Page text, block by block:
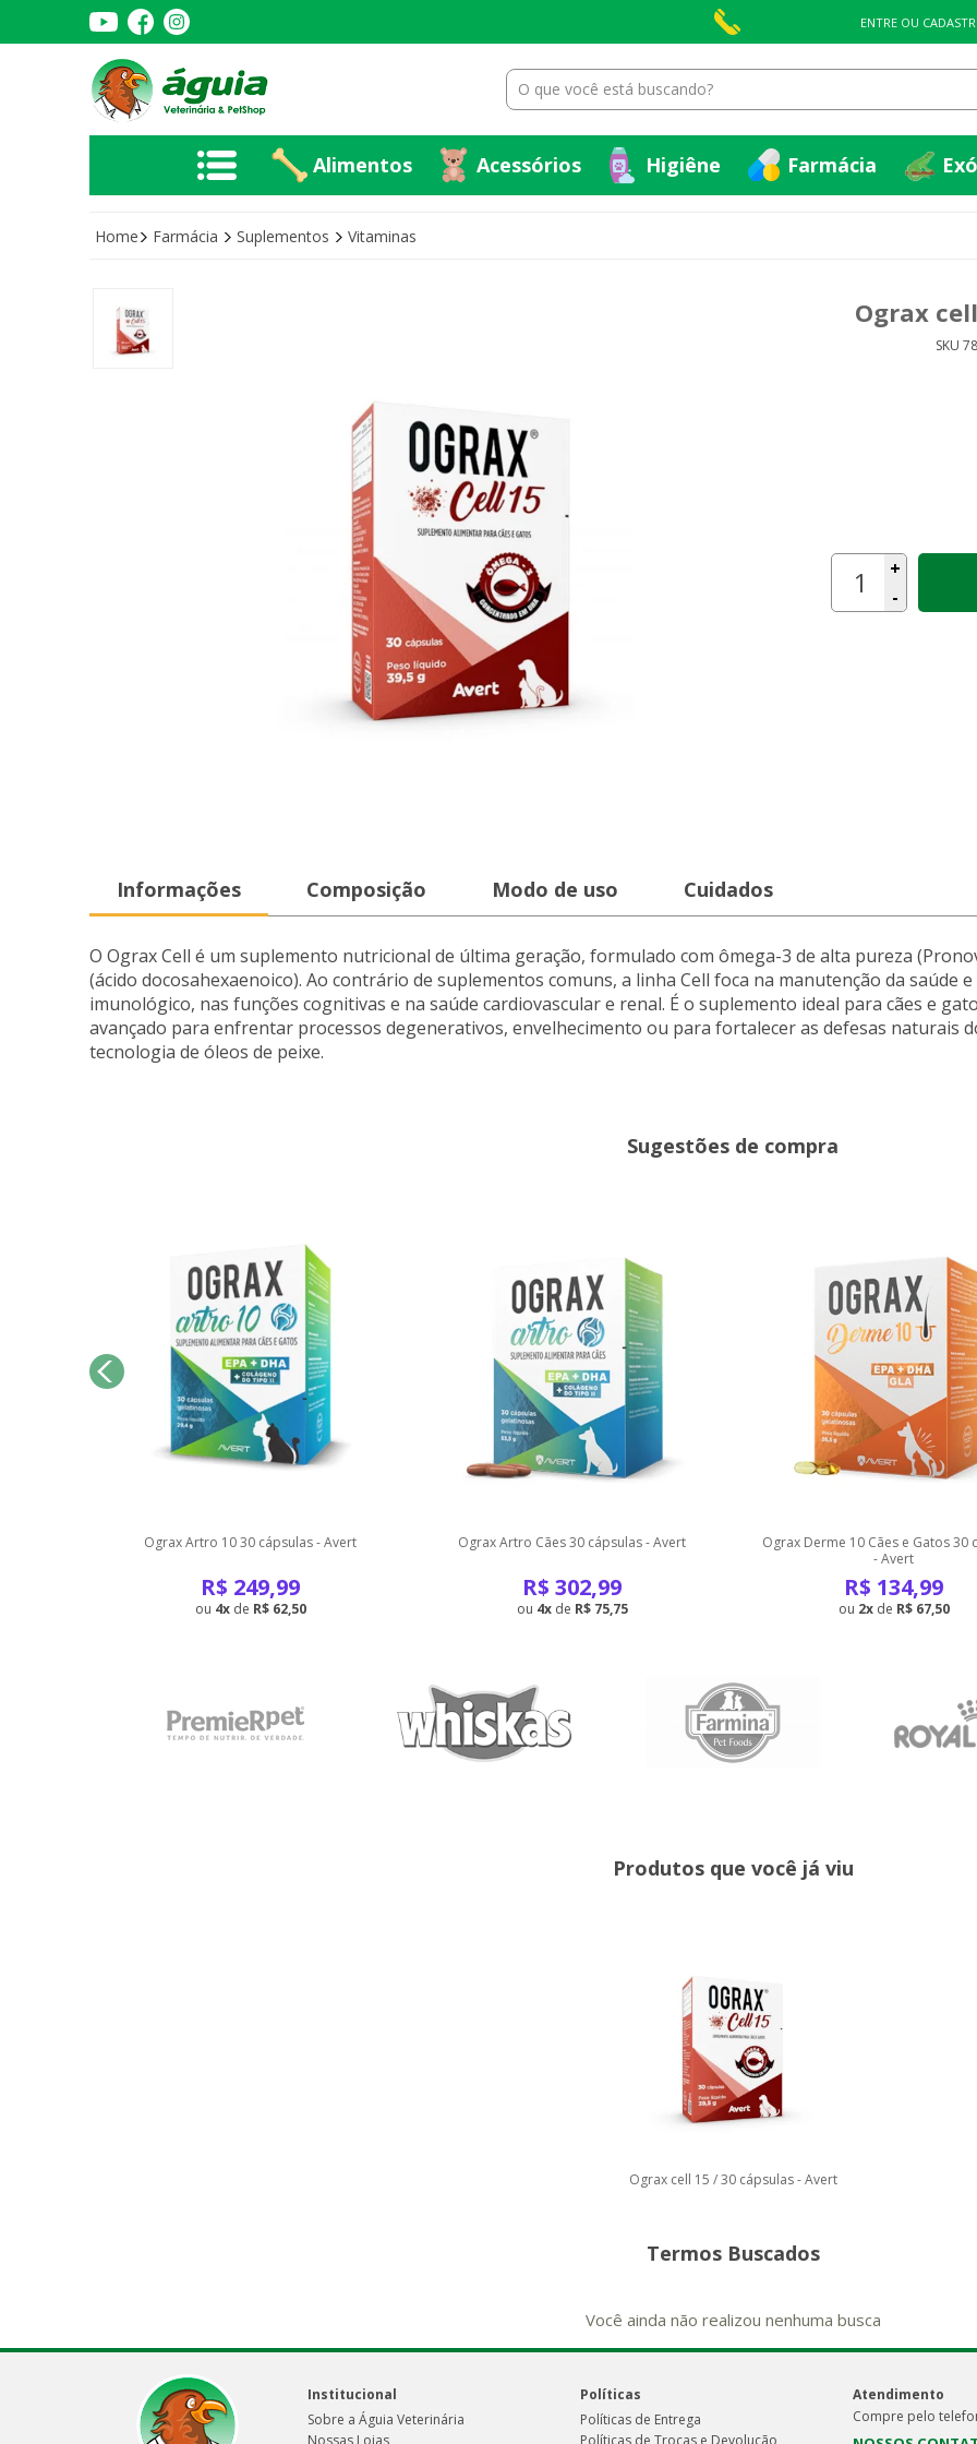
ENTRE OU
Alimentos Acessórios Higiêne Farmácia
Higiêne Farmácia
Home Farmácia Suplementos Vitaminas
Ograx
SKU
+
-
Informações Composição Modo de uso Cuidados
O Ograx Cell é um suplemento nutricional de última geração, formulado com ômega-3 de alta pureza
(ácido docosahexaenoico). Ao contrário de suplementos comuns, a linha Cell foca na manutenção da saúde
imunológico, nas funções cognitivas e na saúde cardiovascular e renal. É o suplemento ideal para cães e
avançado para enfrentar processos degenerativos, envelhecimento ou para fortalecer as defesas naturais
tecnologia de óleos de peixe.
Sugestões de compra
Ograx Artro 10 30 cápsulas - Avert
R$ 249,99
4 de R$ 62,50
Ograx Artro Cães 30 cápsulas - Avert
R$ 302,99
4 de R$ 75,75
Ograx Derme 10 Cães e Gatos 30
- Avert
R$ 134,99
2 de R$ 67,50
Produtos que você já viu
Ograx cell 15 / 30 cápsulas - Avert
Termos Buscados
Você ainda não realizou nenhuma busca
Institucional
Sobre a Águia Veterinária
Políticas
Políticas de Entrega
Atendimento
Compre pelo